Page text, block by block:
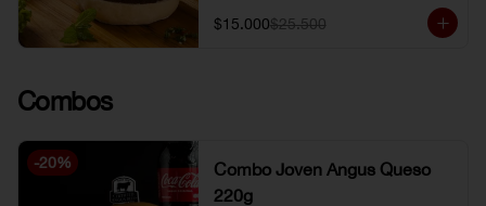
$15.000$25.500
Combos
-20%
Combo Joven Angus Queso
220g